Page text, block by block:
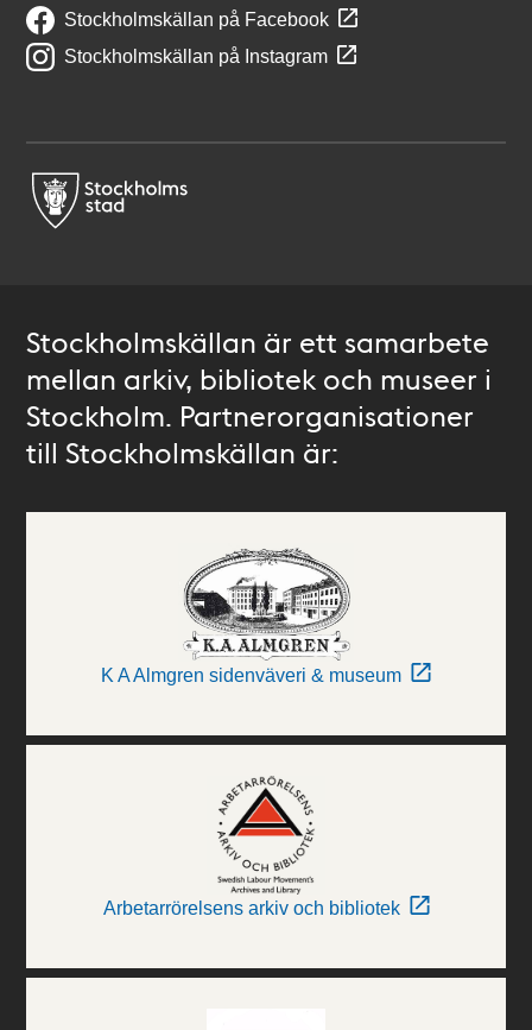
Stockholmskällan på Facebook
Stockholmskällan på Instagram
Stockholmskällan är ett samarbete
mellan arkiv, bibliotek och museer i
Stockholm. Partnerorganisationer
till Stockholmskällan är:
K A Almgren sidenväveri & museum
Arbetarrörelsens arkiv och bibliotek